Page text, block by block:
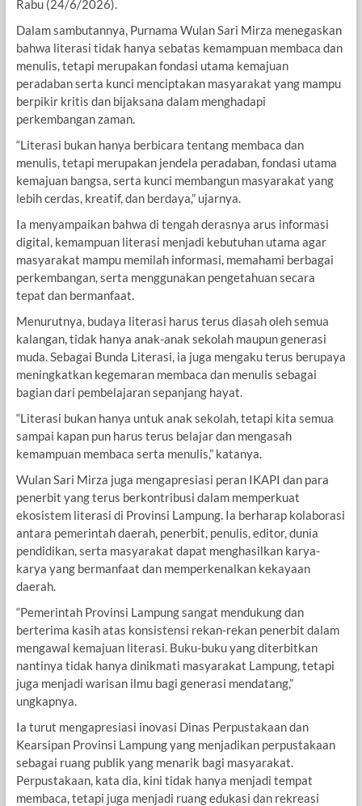
Rabu (24/6/2026).
Dalam sambutannya, Purnama Wulan Sari Mirza menegaskan
bahwa literasi tidak hanya sebatas kemampuan membaca dan
menulis, tetapi merupakan fondasi utama kemajuan
peradaban serta kunci menciptakan masyarakat yang mampu
berpikir kritis dan bijaksana dalam menghadapi
perkembangan zaman.
“Literasi bukan hanya berbicara tentang membaca dan
menulis, tetapi merupakan jendela peradaban, fondasi utama
kemajuan bangsa, serta kunci membangun masyarakat yang
lebih cerdas, kreatif, dan berdaya,” ujarnya.
Ia menyampaikan bahwa di tengah derasnya arus informasi
digital, kemampuan literasi menjadi kebutuhan utama agar
masyarakat mampu memilah informasi, memahami berbagai
perkembangan, serta menggunakan pengetahuan secara
tepat dan bermanfaat.
Menurutnya, budaya literasi harus terus diasah oleh semua
kalangan, tidak hanya anak-anak sekolah maupun generasi
muda. Sebagai Bunda Literasi, ia juga mengaku terus berupaya
meningkatkan kegemaran membaca dan menulis sebagai
bagian dari pembelajaran sepanjang hayat.
“Literasi bukan hanya untuk anak sekolah, tetapi kita semua
sampai kapan pun harus terus belajar dan mengasah
kemampuan membaca serta menulis,” katanya.
Wulan Sari Mirza juga mengapresiasi peran IKAPI dan para
penerbit yang terus berkontribusi dalam memperkuat
ekosistem literasi di Provinsi Lampung. Ia berharap kolaborasi
antara pemerintah daerah, penerbit, penulis, editor, dunia
pendidikan, serta masyarakat dapat menghasilkan karya-
karya yang bermanfaat dan memperkenalkan kekayaan
daerah.
“Pemerintah Provinsi Lampung sangat mendukung dan
berterima kasih atas konsistensi rekan-rekan penerbit dalam
mengawal kemajuan literasi. Buku-buku yang diterbitkan
nantinya tidak hanya dinikmati masyarakat Lampung, tetapi
juga menjadi warisan ilmu bagi generasi mendatang,”
ungkapnya.
Ia turut mengapresiasi inovasi Dinas Perpustakaan dan
Kearsipan Provinsi Lampung yang menjadikan perpustakaan
sebagai ruang publik yang menarik bagi masyarakat.
Perpustakaan, kata dia, kini tidak hanya menjadi tempat
membaca, tetapi juga menjadi ruang edukasi dan rekreasi